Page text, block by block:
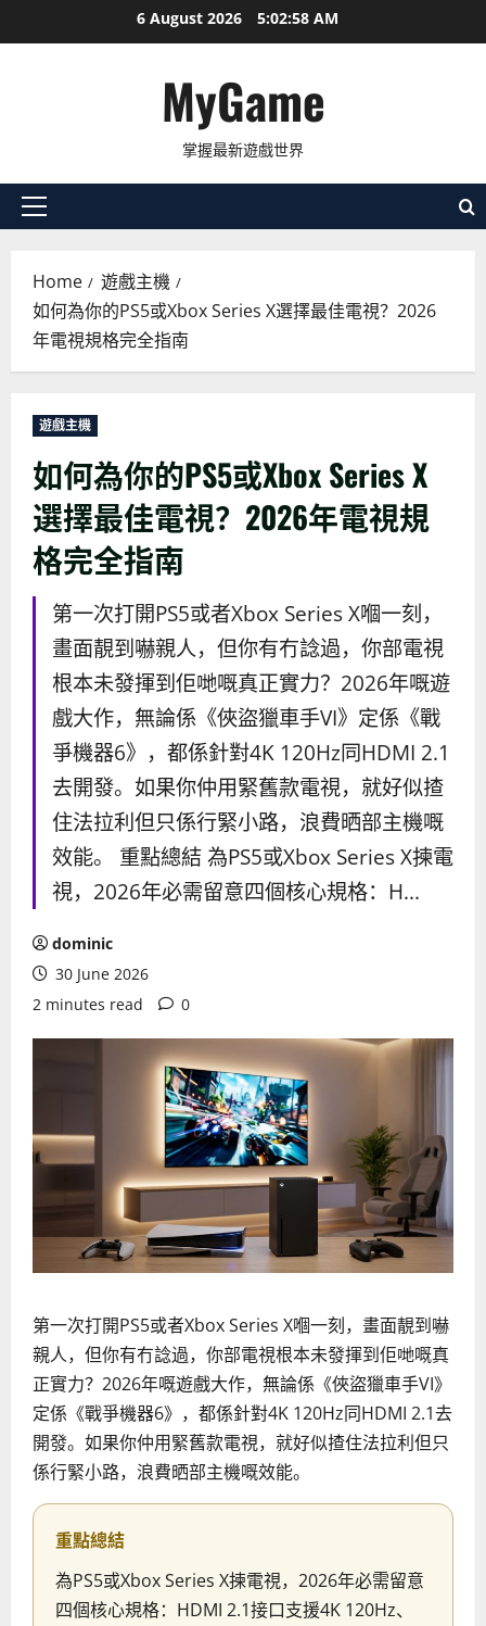
to
6 August 2026 5:03:00 AM
MyGame
掌握最新遊戲世界
Primary
Home
遊戲主機
如何為你的PS5或Xbox Series X選擇最佳電視？2026
年電視規格完全指南
遊戲主機
如何為你的PS5或Xbox Series X
選擇最佳電視？2026年電視規
格完全指南
第一次打開PS5或者Xbox Series X嗰一刻，
畫面靚到嚇親人，但你有冇諗過，你部電視
根本未發揮到佢哋嘅真正實力？2026年嘅遊
戲大作，無論係《俠盜獵車手VI》定係《戰
爭機器6》，都係針對4K 120Hz同HDMI 2.1
去開發。如果你仲用緊舊款電視，就好似揸
住法拉利但只係行緊小路，浪費晒部主機嘅
效能。 重點總結 為PS5或Xbox Series X揀電
視，2026年必需留意四個核心規格：H...
dominic
30 June 2026
2 minutes read
0
第一次打開PS5或者Xbox Series X嗰一刻，畫面靚到嚇
親人，但你有冇諗過，你部電視根本未發揮到佢哋嘅真
正實力？2026年嘅遊戲大作，無論係《俠盜獵車手VI》
定係《戰爭機器6》，都係針對4K 120Hz同HDMI 2.1去
開發。如果你仲用緊舊款電視，就好似揸住法拉利但只
係行緊小路，浪費晒部主機嘅效能。
重點總結
為PS5或Xbox Series X揀電視，2026年必需留意
四個核心規格：HDMI 2.1接口支援4K 120Hz、